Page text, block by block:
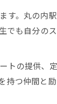
す。丸の内
も自分の
トの提供、
つ仲間と